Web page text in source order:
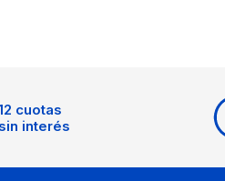
cuotas
sin interés